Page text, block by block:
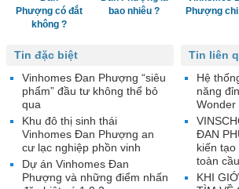
Phượng có đắt
không ?
bao nhiêu ?
Phượng
Tin liên
Hệ
năng
ĐAN
kiến
toàn cầu
KHI
Tin đặc biệt
Vinhomes Đan Phượng “siêu
phẩm” đầu tư không thể bỏ
qua
Khu đô thị sinh thái
Vinhomes Đan Phượng an
cư lạc nghiệp phồn vinh
Dự án Vinhomes Đan
Phượng và những điểm nhấn